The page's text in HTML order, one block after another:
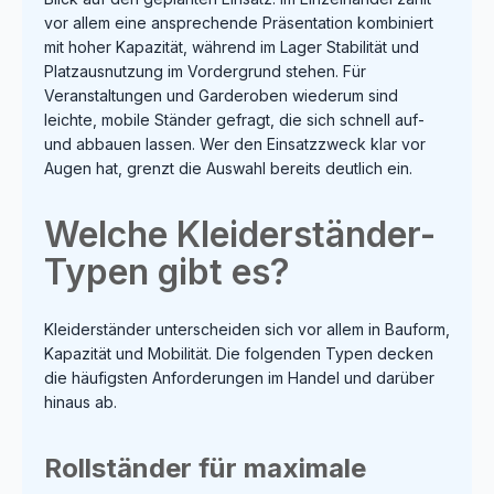
klassische Einrichtung Vielseitig einsetzbar in
Shops, Boutiquen oder Showrooms
Einsatzbereiche Einzelhandel & Boutiquen
Showrooms & Messeflächen Modepräsentation in
Verkaufsräumen Lieferzeit: ca. 5 Wochen
vor allem eine ansprechende Präsentation kombiniert
mit hoher Kapazität, während im Lager Stabilität und
Platzausnutzung im Vordergrund stehen. Für
Veranstaltungen und Garderoben wiederum sind
leichte, mobile Ständer gefragt, die sich schnell auf-
und abbauen lassen. Wer den Einsatzzweck klar vor
Augen hat, grenzt die Auswahl bereits deutlich ein.
Welche Kleiderständer-
Typen gibt es?
Kleiderständer unterscheiden sich vor allem in Bauform,
Kapazität und Mobilität. Die folgenden Typen decken
die häufigsten Anforderungen im Handel und darüber
hinaus ab.
Rollständer für maximale